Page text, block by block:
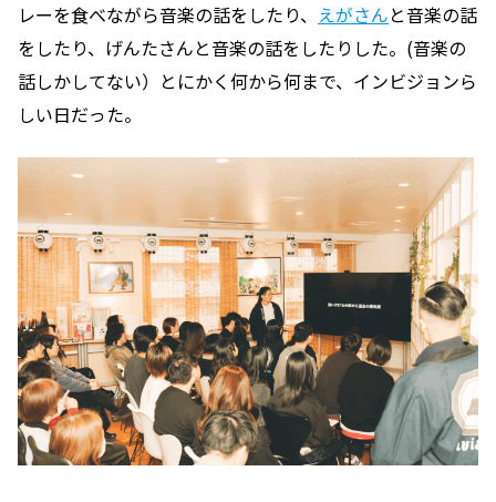
レーを食べながら音楽の話をしたり、 えがさんと音楽の話
をしたり、げんたさんと音楽の話をしたりした。(音楽の
話しかしてない）とにかく何から何まで、インビジョンら
しい日だった。